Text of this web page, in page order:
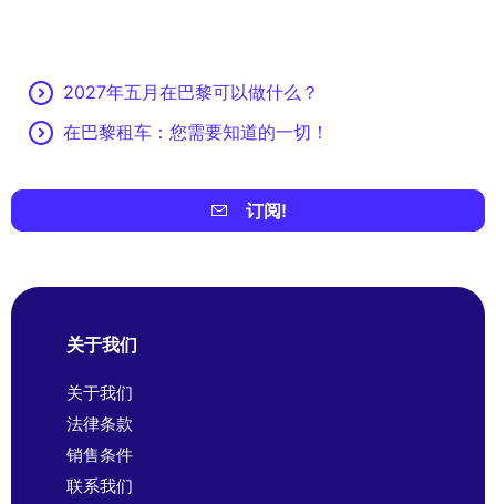
2027年五月在巴黎可以做什么？
在巴黎租车：您需要知道的一切！
订阅!
关于我们
关于我们
法律条款
销售条件
联系我们